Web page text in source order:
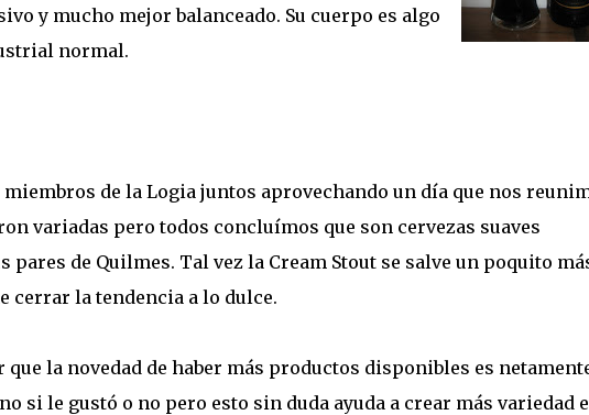
y mucho mejor balanceado. Su cuerpo es algo
normal.
de la Logia juntos aprovechando un día que nos
variadas pero todos concluímos que son cervezas suaves
pares de Quilmes. Tal vez la Cream Stout se salve un poquito
cerrar la tendencia a lo dulce.
que la novedad de haber más productos disponibles es
si le gustó o no pero esto sin duda ayuda a crear más variedad